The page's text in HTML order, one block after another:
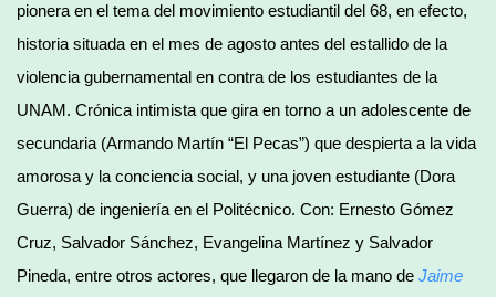
pionera en el tema del movimiento estudiantil del 68, en efecto,
historia situada en el mes de agosto antes del estallido de la
violencia gubernamental en contra de los estudiantes de la
UNAM. Crónica intimista que gira en torno a un adolescente de
secundaria (Armando Martín “El Pecas”) que despierta a la vida
amorosa y la conciencia social, y una joven estudiante (Dora
Guerra) de ingeniería en el Politécnico. Con: Ernesto Gómez
Cruz, Salvador Sánchez, Evangelina Martínez y Salvador
Pineda, entre otros actores, que llegaron de la mano de Jaime